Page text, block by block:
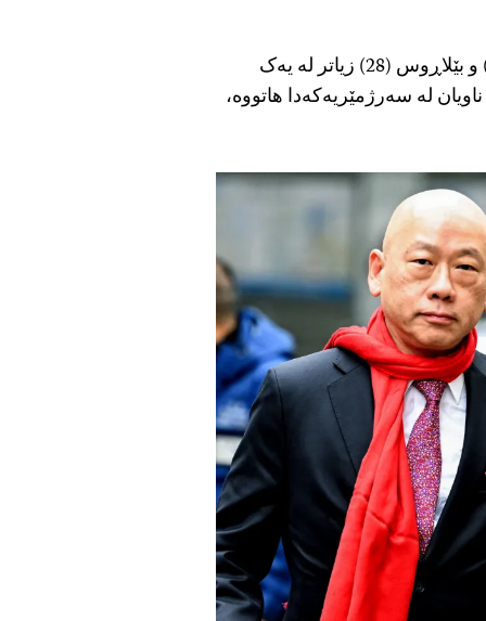
وڵاتانی چین (44 ڕۆژنامەنووسی زیندانیکراو)، میانمار (43) و بێلاڕوس (28) زیاتر لە یەک
لە سەرژمێریەکەدا هاتووە،